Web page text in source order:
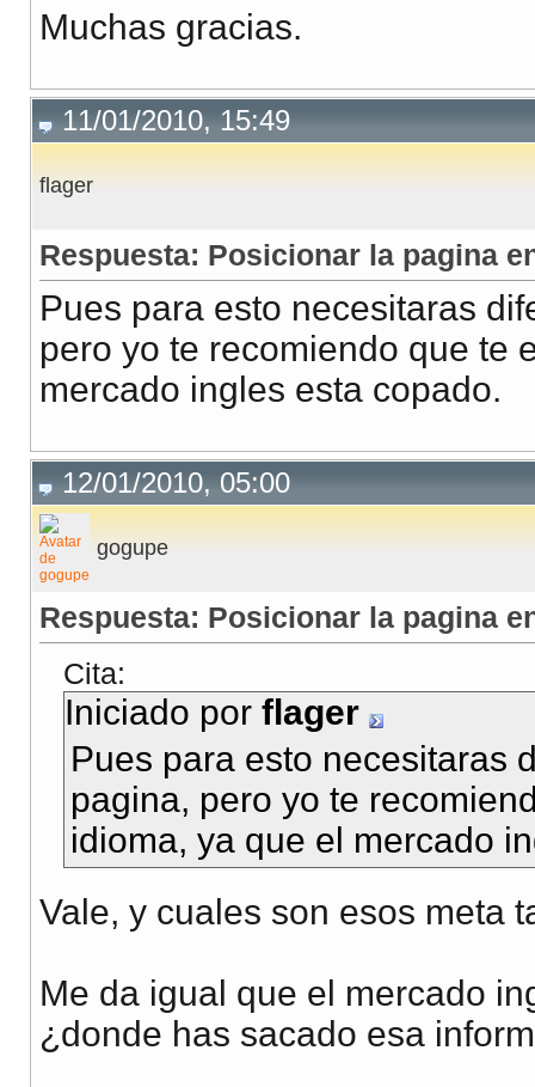
Muchas gracias.
11/01/2010, 15:49
flager
Respuesta: Posicionar la pagina
Pues para esto necesitaras
pero yo te recomiendo que te
mercado ingles esta copado.
12/01/2010, 05:00
gogupe
Respuesta: Posicionar la pagina
Cita:
Iniciado por flager
Pues para esto necesitaras
pagina, pero yo te
idioma, ya que el mercado
Vale, y cuales son esos meta
Me da igual que el mercado
¿donde has sacado esa